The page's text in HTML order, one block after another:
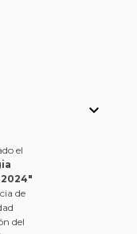

el
de
del